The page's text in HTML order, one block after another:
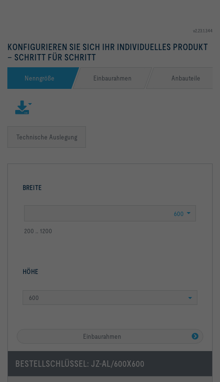
v2.23.1.344
KONFIGURIEREN SIE SICH IHR INDIVIDUELLES PRODUKT
– SCHRITT FÜR SCHRITT
Nenngröße Einbaurahmen Anbauteile
Technische Auslegung
BREITE
200 .. 1200
HÖHE
600
Einbaurahmen
BESTELLSCHLÜSSEL: JZ-AL/600X600